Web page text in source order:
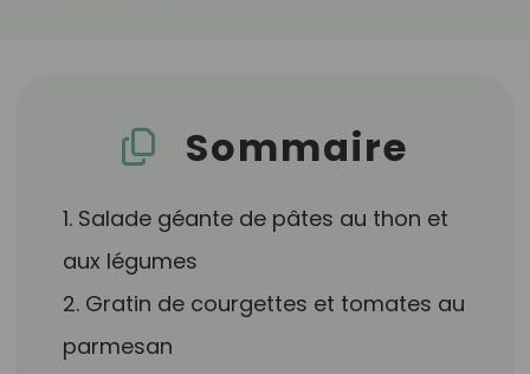
Sommaire
1. Salade géante de pâtes au thon et
aux légumes
2. Gratin de courgettes et tomates au
parmesan